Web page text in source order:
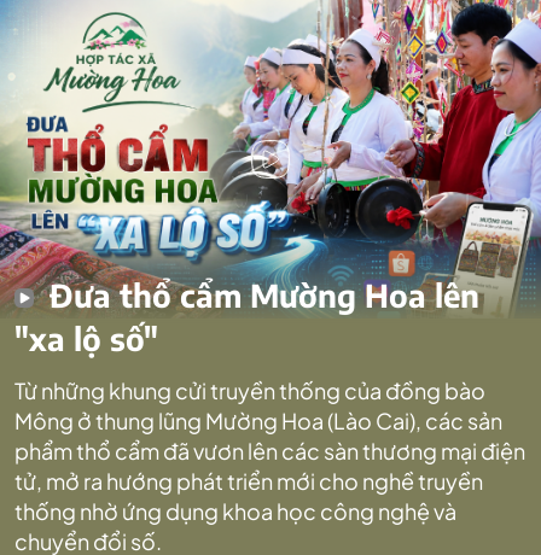
Đưa thổ cẩm Mường Hoa lên
"xa lộ số"
Từ những khung cửi truyền thống của đồng bào
Mông ở thung lũng Mường Hoa (Lào Cai), các sản
phẩm thổ cẩm đã vươn lên các sàn thương mại điện
tử, mở ra hướng phát triển mới cho nghề truyền
thống nhờ ứng dụng khoa học công nghệ và
chuyển đổi số.